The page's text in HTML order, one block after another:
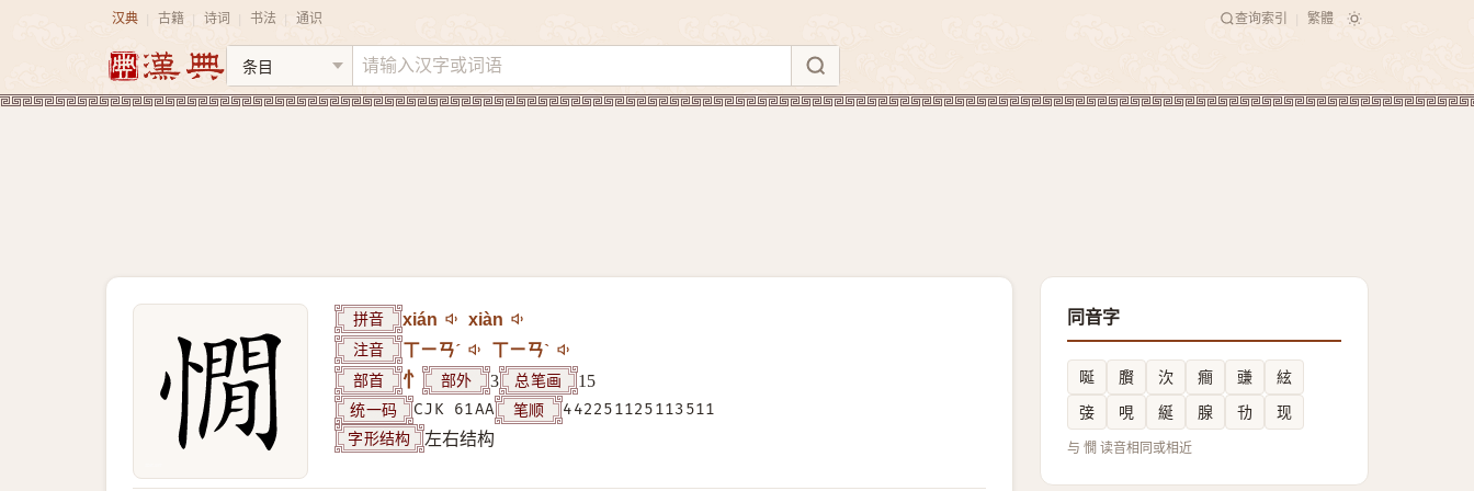
汉典 古籍 诗词 书法 通识 查询索引 繁體
拼音 xián xiàn
注音 ㄒㄧㄢˊ ㄒㄧㄢˋ
部首 忄 部外 3 总笔画 15
统一码 CJK 61AA 笔顺 442251125113511
字形结构 左右结构
同音字
唌 臔 㳄 癎 豏
絃
㢺
哯 綖 腺 㔓 现
与 憪 读音相同或相近